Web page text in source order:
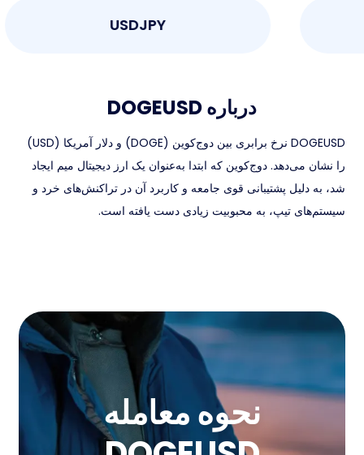
USDJPY
درباره DOGEUSD
DOGEUSD نرخ برابری بین دوج‌کوین (DOGE) و دلار آمریکا (USD)
را نشان می‌دهد. دوج‌کوین که ابتدا به‌عنوان یک ارز دیجیتال میم ایجاد
شد، به دلیل پشتیبانی قوی جامعه و کاربرد آن در تراکنش‌های خرد و
سیستم‌های تیپ، به محبوبیت زیادی دست یافته است.
نحوه معامله